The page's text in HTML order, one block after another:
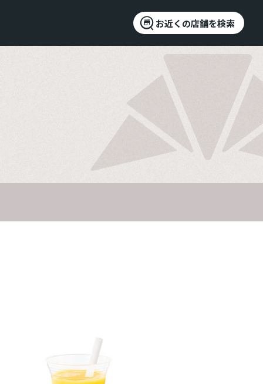
お近くの店舗を検索